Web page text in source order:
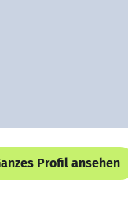
Profil ansehen